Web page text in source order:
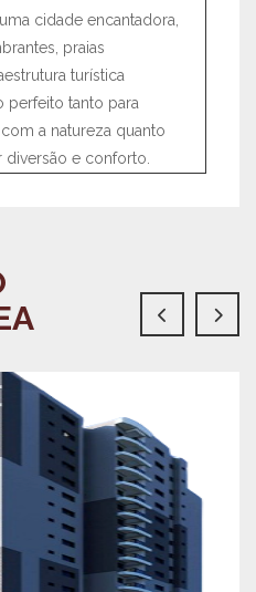
cidade encantadora,
praias
turística
perfeito tanto para
a natureza quanto
e conforto.